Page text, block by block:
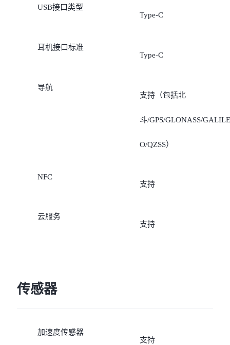
USB接口类型
Type-C
耳机接口标准
Type-C
导航
支持（包括北
斗/GPS/GLONASS/GALILE
O/QZSS）
NFC
支持
云服务
支持
传感器
加速度传感器
支持